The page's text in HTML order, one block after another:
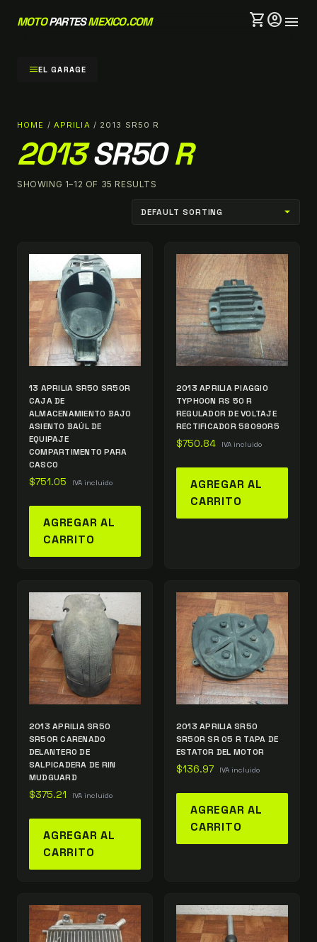
MOTOPARTESMEXICO.COM shopping_cartaccount_circlemenu
menuEL GARAGE
HOME / APRILIA / 2013 SR50 R
2013 SR50 R
SHOWING 1–12 OF 35 RESULTS
13 APRILIA SR50 SR50R
CAJA DE
ALMACENAMIENTO BAJO
ASIENTO BAÚL DE
EQUIPAJE
COMPARTIMENTO PARA
CASCO
$751.05 IVA incluido
AGREGAR AL
CARRITO
2013 APRILIA PIAGGIO
TYPHOON RS 50 R
REGULADOR DE VOLTAJE
RECTIFICADOR 58090R5
$750.84 IVA incluido
AGREGAR AL
CARRITO
2013 APRILIA SR50
SR50R CARENADO
DELANTERO DE
SALPICADERA DE RIN
MUDGUARD
$375.21 IVA incluido
AGREGAR AL
CARRITO
2013 APRILIA SR50
SR50R SR 05 R TAPA DE
ESTATOR DEL MOTOR
$136.97 IVA incluido
AGREGAR AL
CARRITO